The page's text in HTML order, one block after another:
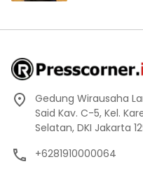
Gedung Wirausaha
Said Kav. C-5, Kel.
Selatan, DKI Jakarta
+6281910000064